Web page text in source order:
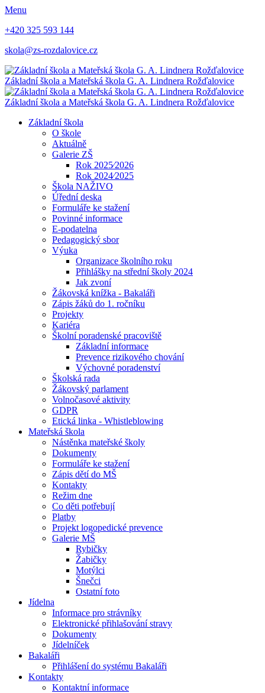
Menu
+420 325 593 144
skola@zs-rozdalovice.cz
Základní škola a Mateřská škola G. A. Lindnera Rožďalovice
Základní škola a Mateřská škola G. A. Lindnera Rožďalovice
Základní škola
O škole
Aktuálně
Galerie ZŠ
Rok 2025⁄2026
Rok 2024⁄2025
Škola NAŽIVO
Úřední deska
Formuláře ke stažení
Povinné informace
E-podatelna
Pedagogický sbor
Výuka
Organizace školního roku
Přihlášky na střední školy 2024
Jak zvoní
Žákovská knížka - Bakaláři
Zápis žáků do 1. ročníku
Projekty
Kariéra
Školní poradenské pracoviště
Základní informace
Prevence rizikového chování
Výchovné poradenství
Školská rada
Žákovský parlament
Volnočasové aktivity
GDPR
Etická linka - Whistleblowing
Mateřská škola
Nástěnka mateřské školy
Dokumenty
Formuláře ke stažení
Zápis dětí do MŠ
Kontakty
Režim dne
Co děti potřebují
Platby
Projekt logopedické prevence
Galerie MŠ
Rybičky
Žabičky
Motýlci
Šnečci
Ostatní foto
Jídelna
Informace pro strávníky
Elektronické přihlašování stravy
Dokumenty
Jídelníček
Bakaláři
Přihlášení do systému Bakaláři
Kontakty
Kontaktní informace